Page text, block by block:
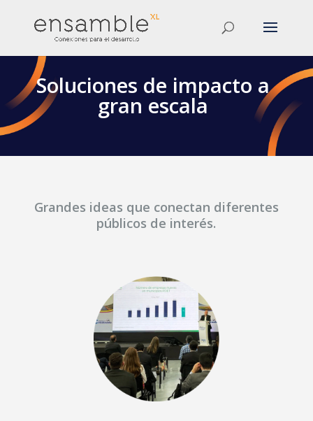
Soluciones de impacto a
gran escala
Grandes ideas que conectan diferentes
públicos de interés.